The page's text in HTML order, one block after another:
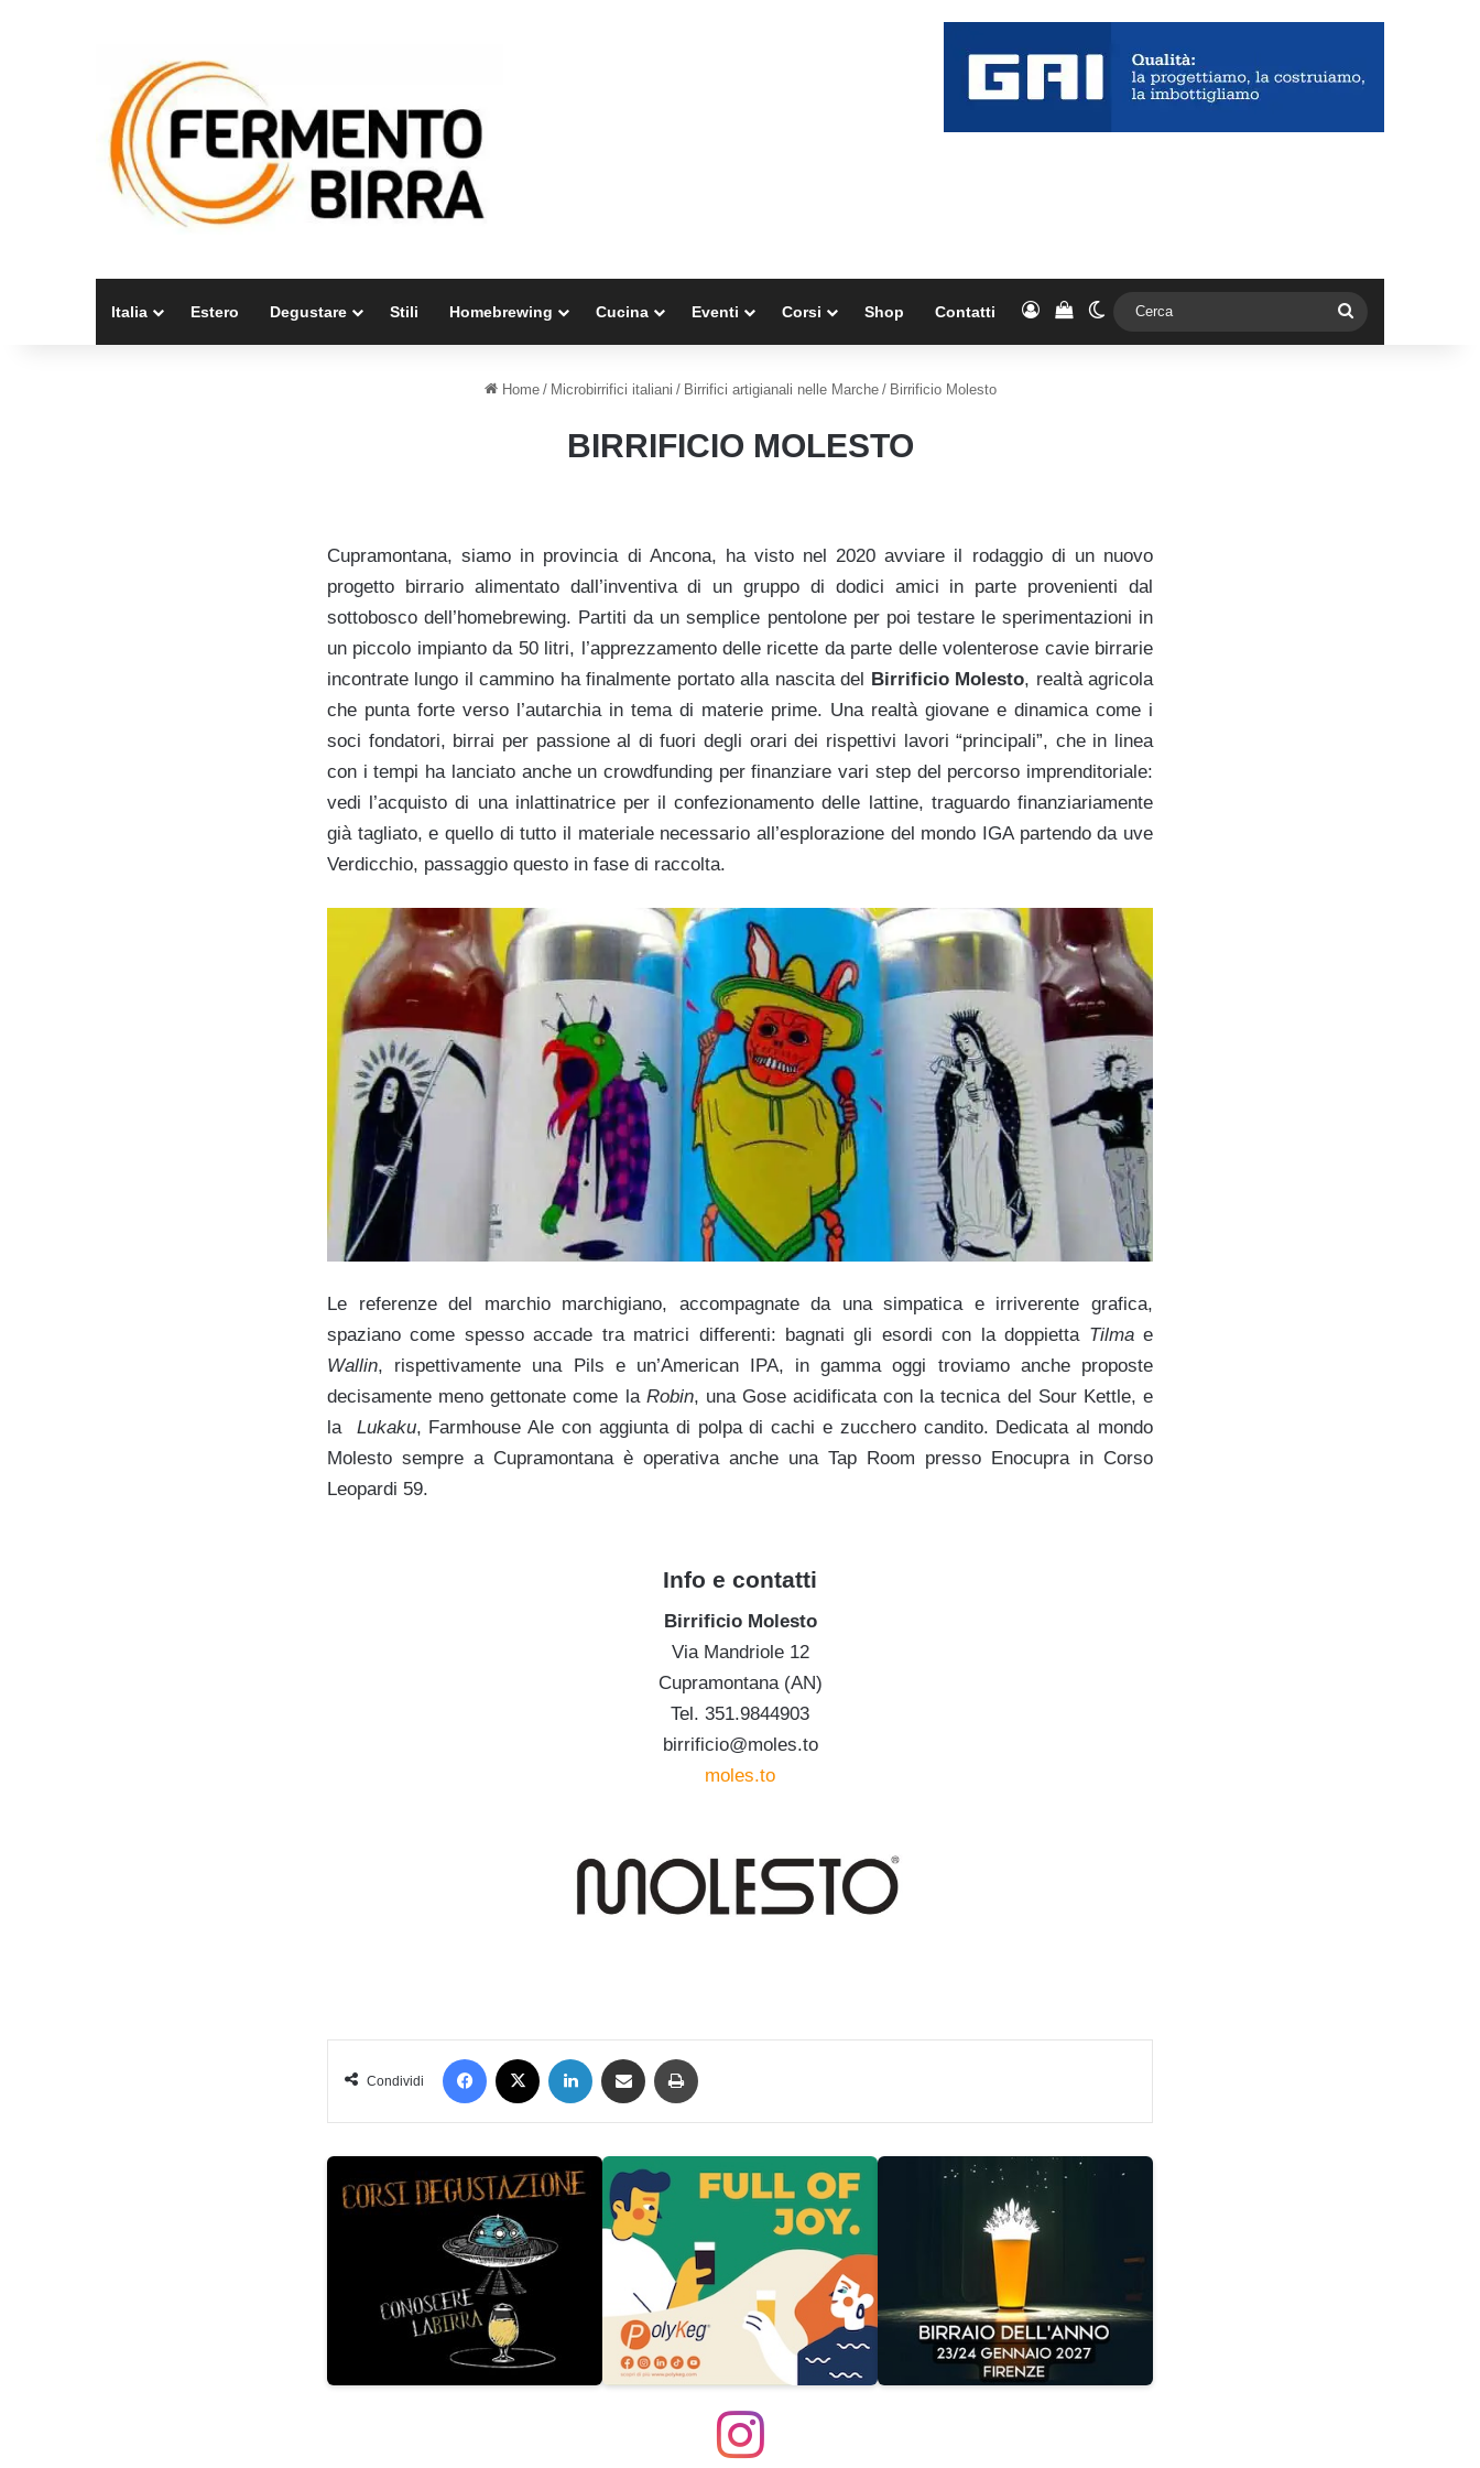
Italia Estero Degustare Stili Homebrewing Cucina Eventi Corsi Shop Contatti AccediVedi il carrello
Cambia aspetto
Home / Microbirrifici italiani / Birrifici artigianali nelle Marche / Birrificio Molesto
BIRRIFICIO MOLESTO
Cupramontana, siamo in provincia di Ancona, ha visto nel 2020 avviare il rodaggio di un nuovo
progetto birrario alimentato dall’inventiva di un gruppo di dodici amici in parte provenienti dal
sottobosco dell’homebrewing. Partiti da un semplice pentolone per poi testare le sperimentazioni in
un piccolo impianto da 50 litri, l’apprezzamento delle ricette da parte delle volenterose cavie birrarie
incontrate lungo il cammino ha finalmente portato alla nascita del Birrificio Molesto, realtà agricola
che punta forte verso l’autarchia in tema di materie prime. Una realtà giovane e dinamica come i
soci fondatori, birrai per passione al di fuori degli orari dei rispettivi lavori “principali”, che in linea
con i tempi ha lanciato anche un crowdfunding per finanziare vari step del percorso imprenditoriale:
vedi l’acquisto di una inlattinatrice per il confezionamento delle lattine, traguardo finanziariamente
già tagliato, e quello di tutto il materiale necessario all’esplorazione del mondo IGA partendo da uve
Verdicchio, passaggio questo in fase di raccolta.
Le referenze del marchio marchigiano, accompagnate da una simpatica e irriverente grafica,
spaziano come spesso accade tra matrici differenti: bagnati gli esordi con la doppietta Tilmae
Wallin, rispettivamente una Pils e un’American IPA, in gamma oggi troviamo anche proposte
decisamente meno gettonate come la Robin, una Gose acidificata con la tecnica del Sour Kettle, e
la Lukaku, Farmhouse Ale con aggiunta di polpa di cachi e zucchero candito. Dedicata al mondo
Molesto sempre a Cupramontana è operativa anche una Tap Room presso Enocupra in Corso
Leopardi 59.
Info e contatti
Birrificio Molesto
Via Mandriole 12
Cupramontana (AN)
Tel. 351.9844903
birrificio@moles.to
moles.to
Condividi
Facebook LinkedIn Condividi via mail